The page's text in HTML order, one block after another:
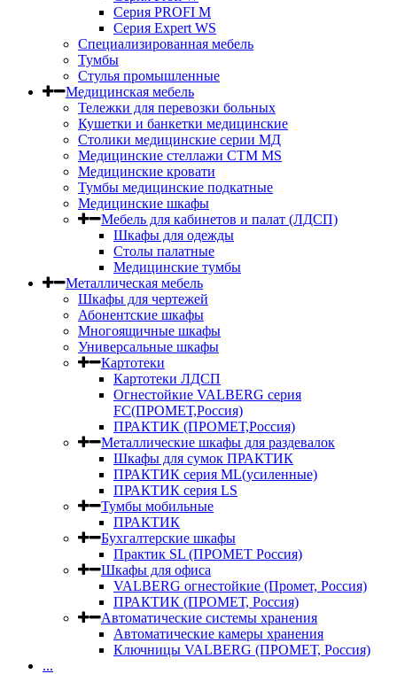
Серия PROFI M
Серия Expert WS
Специализированная мебель
Тумбы
Стулья промышленные
Медицинская мебель
Тележки для перевозки больных
Кушетки и банкетки медицинские
Столики медицинские серии МД
Медицинские стеллажи СТМ MS
Медицинские кровати
Тумбы медицинские подкатные
Медицинские шкафы
Мебель для кабинетов и палат (ЛДСП)
Шкафы для одежды
Столы палатные
Медицинские тумбы
Металлическая мебель
Шкафы для чертежей
Абонентские шкафы
Многоящичные шкафы
Универсальные шкафы
Картотеки
Картотеки ЛДСП
Огнестойкие VALBERG серия
FC(ПРОМЕТ,Россия)
ПРАКТИК (ПРОМЕТ,Россия)
Металлические шкафы для раздевалок
Шкафы для сумок ПРАКТИК
ПРАКТИК серия ML(усиленные)
ПРАКТИК серия LS
Тумбы мобильные
ПРАКТИК
Бухгалтерские шкафы
Практик SL (ПРОМЕТ Россия)
Шкафы для офиса
VALBERG огнестойкие (Промет, Россия)
ПРАКТИК (ПРОМЕТ, Россия)
Автоматические системы хранения
Автоматические камеры хранения
Ключницы VALBERG (ПРОМЕТ, Россия)
...